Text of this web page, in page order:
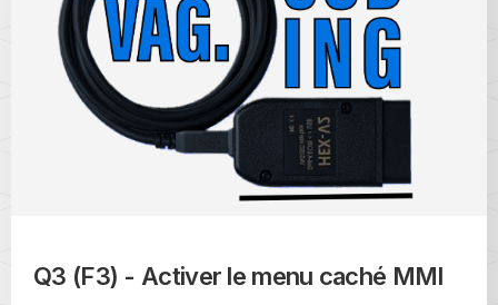
Q3 (F3) - Activer le menu caché MMI